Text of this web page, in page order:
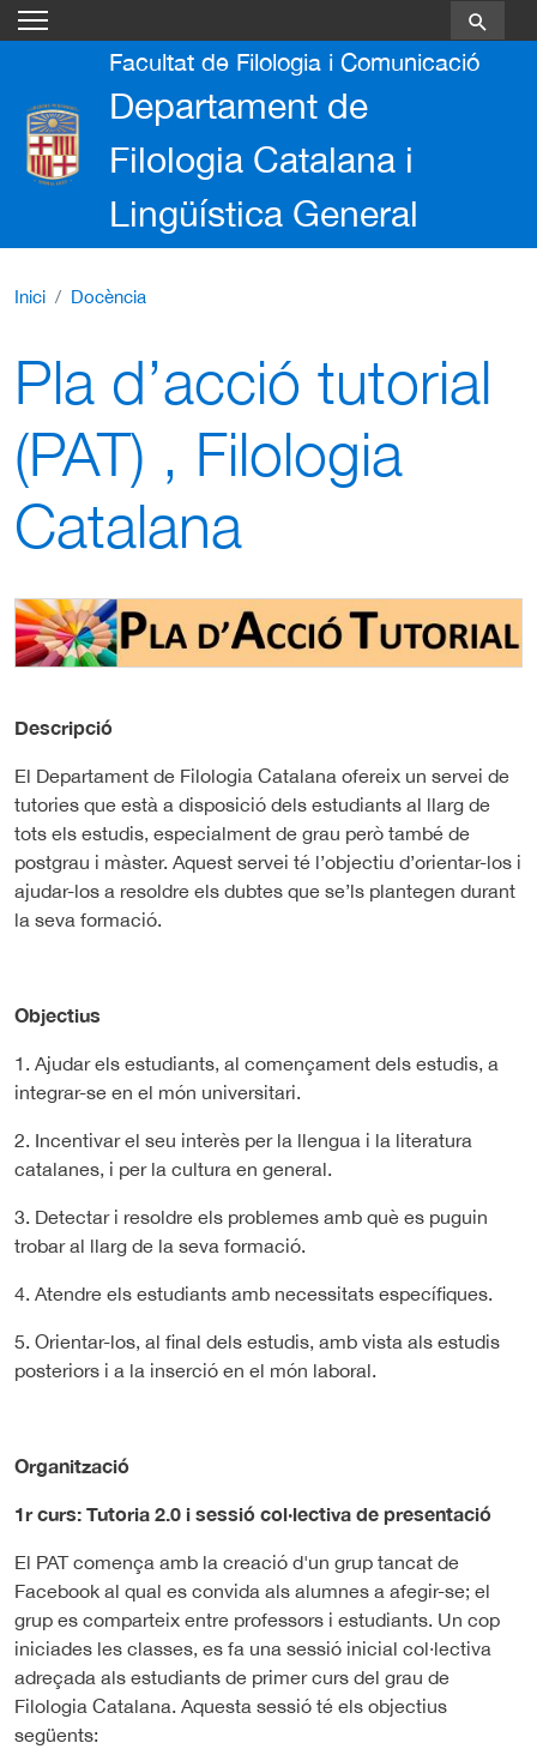
Facultat de Filologia i Comunicació
Departament de
Filologia Catalana i
Lingüística General
Inici Docència
Pla d’acció tutorial
(PAT) , Filologia
Catalana
Descripció
El Departament de Filologia Catalana ofereix un servei de
tutories que està a disposició dels estudiants al llarg de
tots els estudis, especialment de grau però també de
postgrau i màster. Aquest servei té l’objectiu d’orientar-los i
ajudar-los a resoldre els dubtes que se’ls plantegen durant
la seva formació.
Objectius
1. Ajudar els estudiants, al començament dels estudis, a
integrar-se en el món universitari.
2. Incentivar el seu interès per la llengua i la literatura
catalanes, i per la cultura en general.
3. Detectar i resoldre els problemes amb què es puguin
trobar al llarg de la seva formació.
4. Atendre els estudiants amb necessitats específiques.
5. Orientar-los, al final dels estudis, amb vista als estudis
posteriors i a la inserció en el món laboral.
Organització
1r curs: Tutoria 2.0 i sessió col·lectiva de presentació
El PAT comença amb la creació d'un grup tancat de
Facebook al qual es convida als alumnes a afegir-se; el
grup es comparteix entre professors i estudiants. Un cop
iniciades les classes, es fa una sessió inicial col·lectiva
adreçada als estudiants de primer curs del grau de
Filologia Catalana. Aquesta sessió té els objectius
següents: